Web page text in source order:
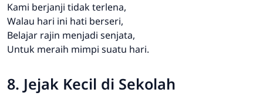
Kami berjanji tidak terlena,
Walau hari ini hati berseri,
Belajar rajin menjadi senjata,
Untuk meraih mimpi suatu hari.
8. Jejak Kecil di Sekolah